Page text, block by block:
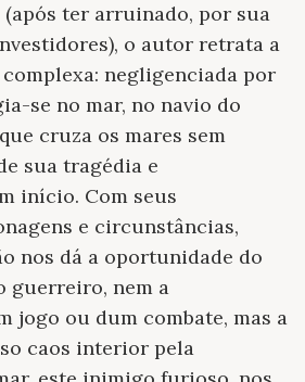
ter arruinado, por sua
o autor retrata a
negligenciada por
se no mar, no navio do
cruza os mares sem
sua tragédia e
início. Com seus
e circunstâncias,
nos dá a oportunidade do
guerreiro, nem a
jogo ou dum combate, mas a
caos interior pela